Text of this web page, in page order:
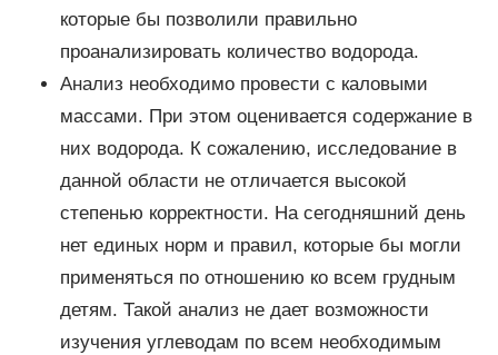
которые бы позволили правильно
проанализировать количество водорода.
Анализ необходимо провести с каловыми
массами. При этом оценивается содержание в
них водорода. К сожалению, исследование в
данной области не отличается высокой
степенью корректности. На сегодняшний день
нет единых норм и правил, которые бы могли
применяться по отношению ко всем грудным
детям. Такой анализ не дает возможности
изучения углеводам по всем необходимым